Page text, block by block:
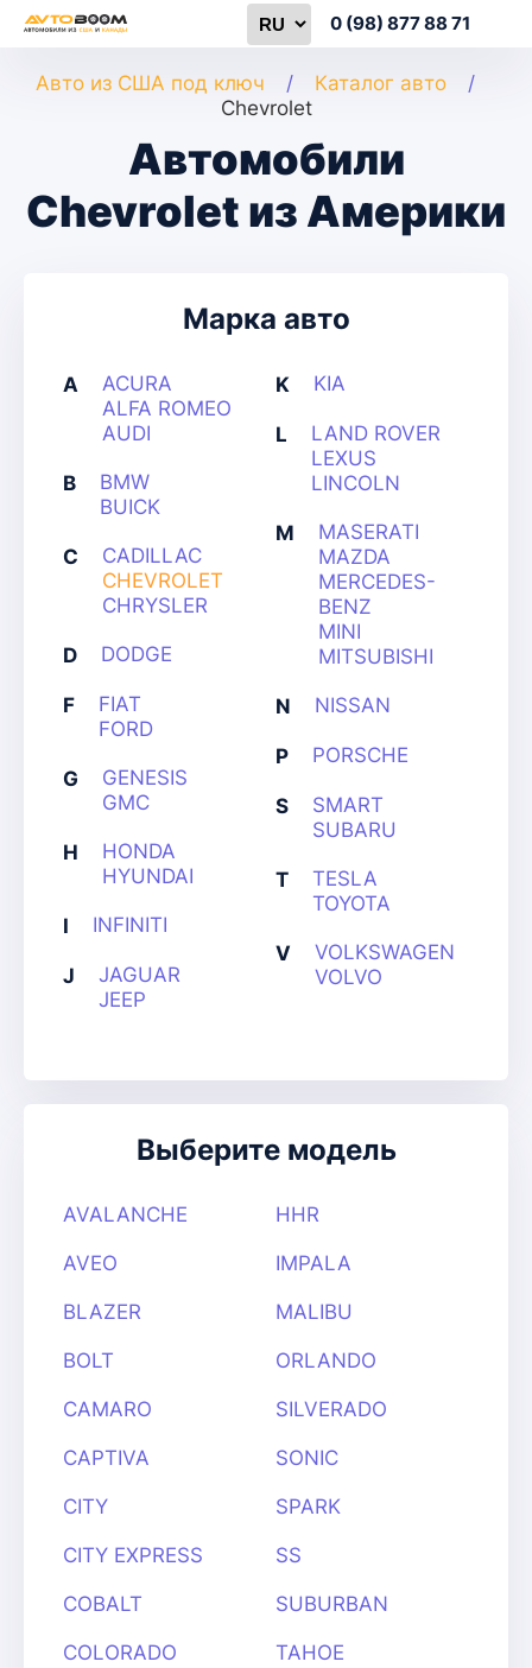
0 (98) 877 88 71
Авто из США под ключ
Каталог авто
Chevrolet
Автомобили
Chevrolet из Америки
Марка авто
A
ACURA
ALFA ROMEO
AUDI
B
BMW
BUICK
C
CADILLAC
CHEVROLET
CHRYSLER
D DODGE
F
FIAT
FORD
G
GENESIS
GMC
H
HONDA
HYUNDAI
I INFINITI
J
JAGUAR
JEEP
K KIA
L
LAND ROVER
LEXUS
LINCOLN
M
MASERATI
MAZDA
MERCEDES-
BENZ
MINI
MITSUBISHI
N NISSAN
P PORSCHE
S
SMART
SUBARU
T
TESLA
TOYOTA
V
VOLKSWAGEN
VOLVO
Выберите модель
AVALANCHE
AVEO
BLAZER
BOLT
CAMARO
CAPTIVA
CITY
CITY EXPRESS
COBALT
COLORADO
HHR
IMPALA
MALIBU
ORLANDO
SILVERADO
SONIC
SPARK
SS
SUBURBAN
TAHOE